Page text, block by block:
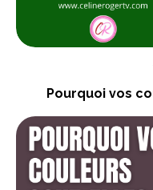
Pourquoi vos